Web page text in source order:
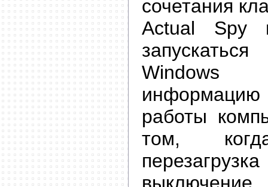
сочетания
Actual Spy
Windows
информацию
работы
том,